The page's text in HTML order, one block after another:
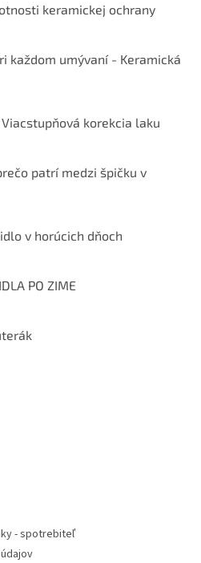
keramickej ochrany
každom umývaní - Keramická
korekcia laku
patrí medzi špičku v
v horúcich dňoch
PO ZIME
- spotrebiteľ